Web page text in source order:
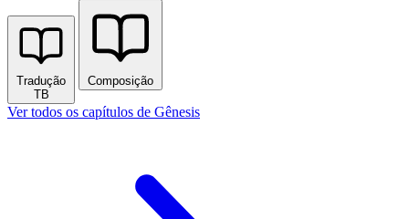
Tradução
TB
Composição
Ver todos os capítulos de Gênesis